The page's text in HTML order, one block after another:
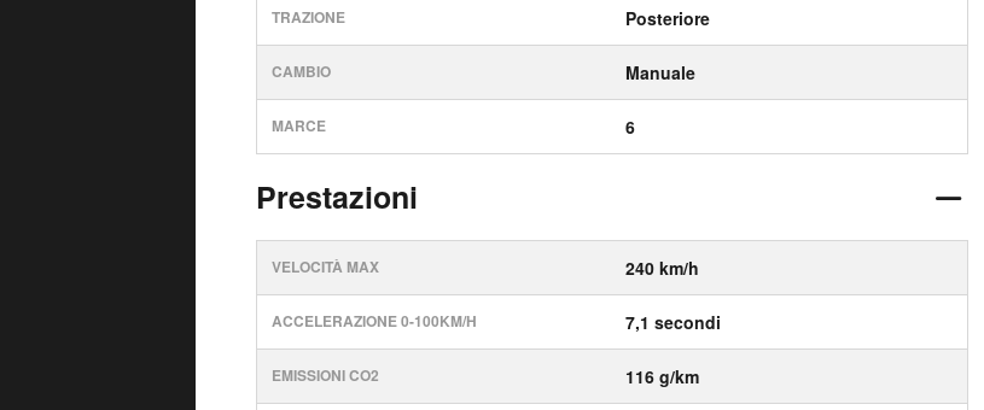
TRAZIONE Posteriore
CAMBIO Manuale
MARCE 6
Prestazioni
VELOCITÀ MAX 240 km/h
ACCELERAZIONE 0-100KM/H 7,1 secondi
EMISSIONI CO2 116 g/km